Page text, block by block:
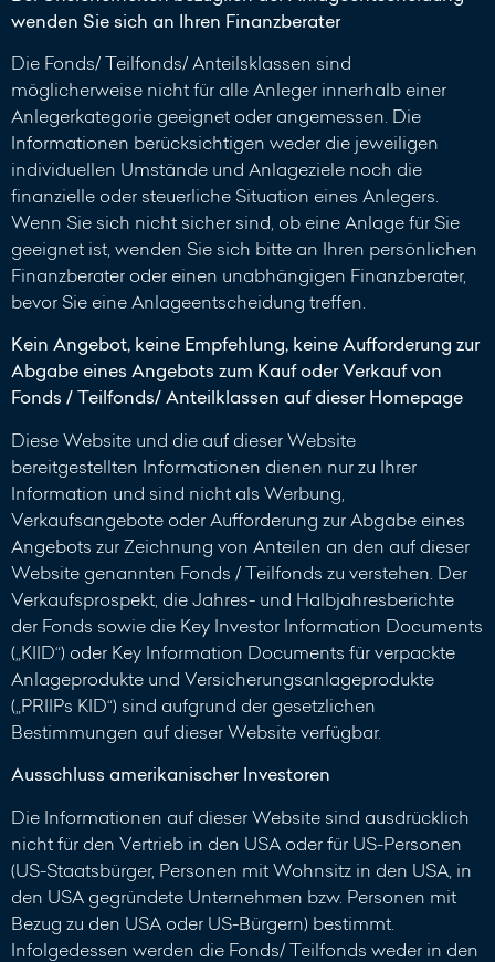
wenden Sie sich an Ihren Finanzberater
Die Fonds/ Teilfonds/ Anteilsklassen sind
möglicherweise nicht für alle Anleger innerhalb einer
Anlegerkategorie geeignet oder angemessen. Die
Informationen berücksichtigen weder die jeweiligen
individuellen Umstände und Anlageziele noch die
finanzielle oder steuerliche Situation eines Anlegers.
Wenn Sie sich nicht sicher sind, ob eine Anlage für Sie
geeignet ist, wenden Sie sich bitte an Ihren persönlichen
Finanzberater oder einen unabhängigen Finanzberater,
bevor Sie eine Anlageentscheidung treffen.
Kein Angebot, keine Empfehlung, keine Aufforderung zur
Abgabe eines Angebots zum Kauf oder Verkauf von
Fonds / Teilfonds/ Anteilklassen auf dieser Homepage
Diese Website und die auf dieser Website
bereitgestellten Informationen dienen nur zu Ihrer
Information und sind nicht als Werbung,
Verkaufsangebote oder Aufforderung zur Abgabe eines
Angebots zur Zeichnung von Anteilen an den auf dieser
Website genannten Fonds / Teilfonds zu verstehen. Der
Verkaufsprospekt, die Jahres- und Halbjahresberichte
der Fonds sowie die Key Investor Information Documents
(„KIID“) oder Key Information Documents für verpackte
Anlageprodukte und Versicherungsanlageprodukte
(„PRIIPs KID“) sind aufgrund der gesetzlichen
Bestimmungen auf dieser Website verfügbar.
Ausschluss amerikanischer Investoren
Die Informationen auf dieser Website sind ausdrücklich
nicht für den Vertrieb in den USA oder für US-Personen
(US-Staatsbürger, Personen mit Wohnsitz in den USA, in
den USA gegründete Unternehmen bzw. Personen mit
Bezug zu den USA oder US-Bürgern) bestimmt.
Infolgedessen werden die Fonds/ Teilfonds weder in den